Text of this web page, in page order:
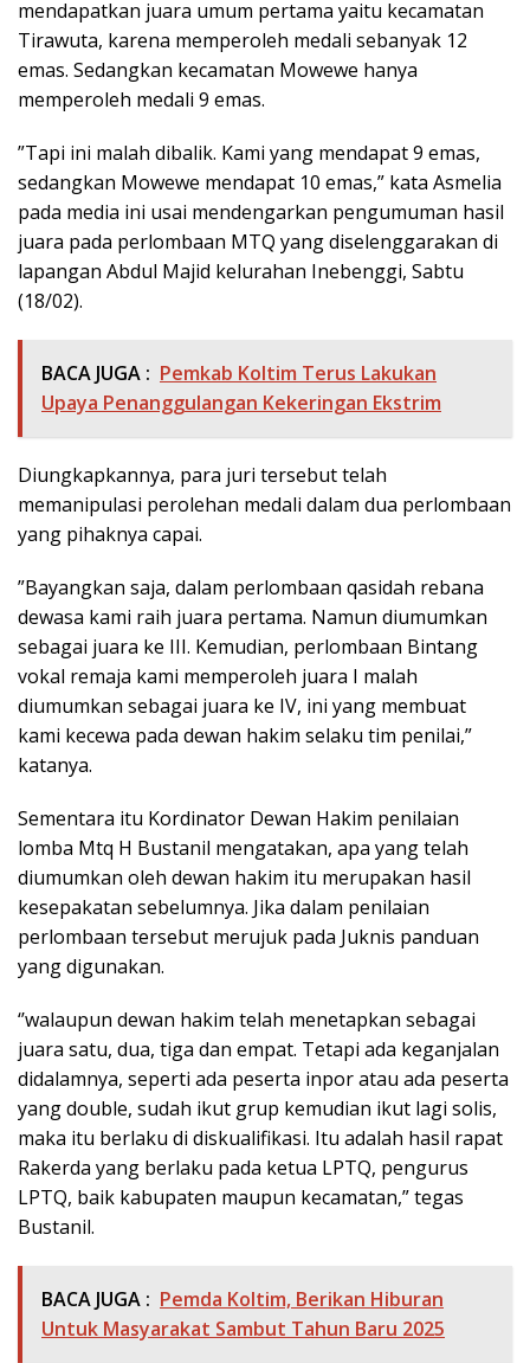
mendapatkan juara umum pertama yaitu kecamatan
Tirawuta, karena memperoleh medali sebanyak 12
emas. Sedangkan kecamatan Mowewe hanya
memperoleh medali 9 emas.
”Tapi ini malah dibalik. Kami yang mendapat 9 emas,
sedangkan Mowewe mendapat 10 emas,” kata Asmelia
pada media ini usai mendengarkan pengumuman hasil
juara pada perlombaan MTQ yang diselenggarakan di
lapangan Abdul Majid kelurahan Inebenggi, Sabtu
(18/02).
BACA JUGA : Pemkab Koltim Terus Lakukan
Upaya Penanggulangan Kekeringan Ekstrim
Diungkapkannya, para juri tersebut telah
memanipulasi perolehan medali dalam dua perlombaan
yang pihaknya capai.
”Bayangkan saja, dalam perlombaan qasidah rebana
dewasa kami raih juara pertama. Namun diumumkan
sebagai juara ke III. Kemudian, perlombaan Bintang
vokal remaja kami memperoleh juara I malah
diumumkan sebagai juara ke IV, ini yang membuat
kami kecewa pada dewan hakim selaku tim penilai,”
katanya.
Sementara itu Kordinator Dewan Hakim penilaian
lomba Mtq H Bustanil mengatakan, apa yang telah
diumumkan oleh dewan hakim itu merupakan hasil
kesepakatan sebelumnya. Jika dalam penilaian
perlombaan tersebut merujuk pada Juknis panduan
yang digunakan.
‘’walaupun dewan hakim telah menetapkan sebagai
juara satu, dua, tiga dan empat. Tetapi ada keganjalan
didalamnya, seperti ada peserta inpor atau ada peserta
yang double, sudah ikut grup kemudian ikut lagi solis,
maka itu berlaku di diskualifikasi. Itu adalah hasil rapat
Rakerda yang berlaku pada ketua LPTQ, pengurus
LPTQ, baik kabupaten maupun kecamatan,” tegas
Bustanil.
BACA JUGA : Pemda Koltim, Berikan Hiburan
Untuk Masyarakat Sambut Tahun Baru 2025